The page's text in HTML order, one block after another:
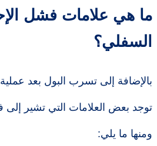
ما هي علامات فشل
السفلي؟
بالإضافة إلى تسرب البول بعد عملية
توجد بعض العلامات التي تشير إلى
ومنها ما يلي: